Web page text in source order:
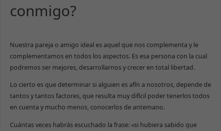
conmigo?
Nuestra pareja o amigo ideal es aquel que nos complementa y le
complementamos en todos los aspectos. Es esa persona con la cual
podremos ser mejores, desarrollarnos y crecer en total libertad.
Lo cierto es que determinar si alguien es afín a nosotros, depende de
tantos y tantos factores, que resulta muy difícil poder tenerlos todos
en cuenta y mucho menos, conocerlos de antemano.
Cuántas veces habrás escuchado la frase: «si hubiera sabido que